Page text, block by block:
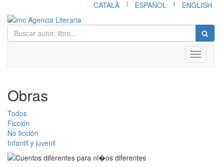
CATALÀ | ESPAÑOL | ENGLISH
Toggle
Obras
Todos
Ficción
No ficción
Infantil y juvenil